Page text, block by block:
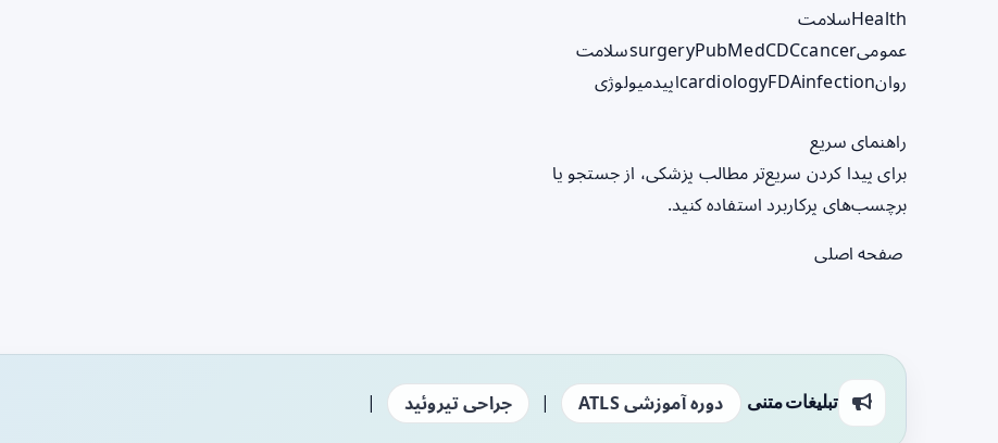
Healthسلامت
عمومی
surgeryPubMedCDCcancer
سلامت
روان
cardiologyFDAinfection اپیدمیولوژی
راهنمای سریع
برای پیدا کردن سریع‌تر مطالب پزشکی، از جستجو یا
برچسب‌های پرکاربرد استفاده کنید.
صفحه اصلی
تبلیغات متنی دوره آموزشی ATLS | جراحی تیروئید |